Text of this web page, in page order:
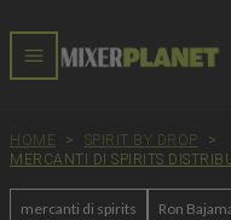
HOME > SPIRIT BY DROP
>
MERCANTI DI SPIRITS
mercanti di spirits Ron